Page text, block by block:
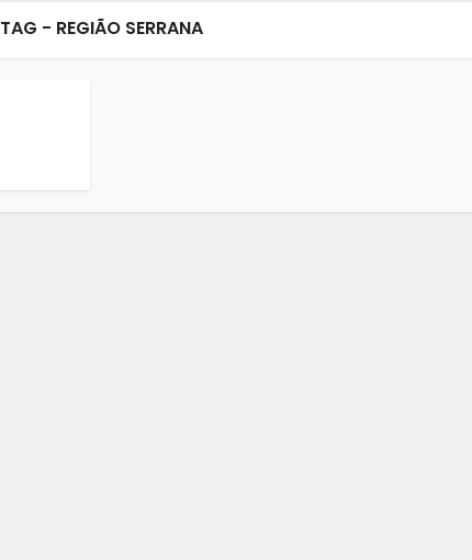
TAG - REGIÃO SERRANA